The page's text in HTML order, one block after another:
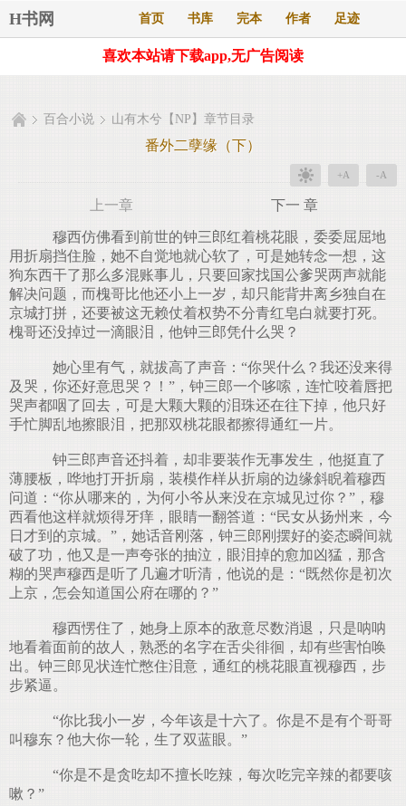
H书网 首页 书库 完本 作者 足迹
喜欢本站请下载app,无广告阅读
百合小说 山有木兮【NP】章节目录
番外二孽缘（下）
+A -A
上一章 下一 章
穆西仿佛看到前世的钟三郎红着桃花眼，委委屈屈地
用折扇挡住脸，她不自觉地就心软了，可是她转念一想，这
狗东西干了那么多混账事儿，只要回家找国公爹哭两声就能
解决问题，而槐哥比他还小上一岁，却只能背井离乡独自在
京城打拼，还要被这无赖仗着权势不分青红皂白就要打死。
槐哥还没掉过一滴眼泪，他钟三郎凭什么哭？
她心里有气，就拔高了声音：“你哭什么？我还没来得
及哭，你还好意思哭？！”，钟三郎一个哆嗦，连忙咬着唇把
哭声都咽了回去，可是大颗大颗的泪珠还在往下掉，他只好
手忙脚乱地擦眼泪，把那双桃花眼都擦得通红一片。
钟三郎声音还抖着，却非要装作无事发生，他挺直了
薄腰板，哗地打开折扇，装模作样从折扇的边缘斜睨着穆西
问道：“你从哪来的，为何小爷从来没在京城见过你？”，穆
西看他这样就烦得牙痒，眼睛一翻答道：“民女从扬州来，今
日才到的京城。”，她话音刚落，钟三郎刚摆好的姿态瞬间就
破了功，他又是一声夸张的抽泣，眼泪掉的愈加凶猛，那含
糊的哭声穆西是听了几遍才听清，他说的是：“既然你是初次
上京，怎会知道国公府在哪的？”
穆西愣住了，她身上原本的敌意尽数消退，只是呐呐
地看着面前的故人，熟悉的名字在舌尖徘徊，却有些害怕唤
出。钟三郎见状连忙憋住泪意，通红的桃花眼直视穆西，步
步紧逼。
“你比我小一岁，今年该是十六了。你是不是有个哥哥
叫穆东？他大你一轮，生了双蓝眼。”
“你是不是贪吃却不擅长吃辣，每次吃完辛辣的都要咳
嗽？”